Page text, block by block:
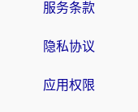
服务条款
隐私协议
应用权限